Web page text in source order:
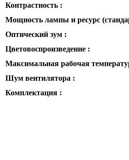
Контрастность :
Мощность лампы и ресурс
Оптический зум :
Цветовоспроизведение :
Максимальная рабочая
Шум вентилятора :
Комплектация :